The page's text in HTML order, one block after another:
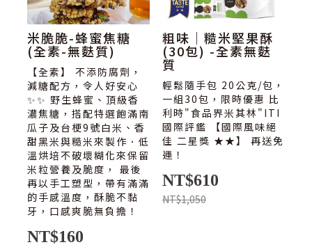
米脆脆-蜂蜜焦糖
(全素-無麩質)
【全素】 不添防腐劑，
減糖配方，令人好安心
✨✨ 野生蜂蜜、頂級香
濃焦糖，搭配特選飽滿南
瓜子及台梗9號白米、香
甜黑米與糙米來製作．低
溫烘培不破壞糊化來保留
米粒營養及脆度， 最後
再以手工塑型，帶有滿滿
的手感溫度，酥脆不黏
牙，口感爽脆無負擔！
NT$160
粗味｜糙米堅果酥
(30包) -全素無麩
質
輕鬆隨手包 20公克/包，
一組30包，限時優惠 比
利時"食品界米其林"ITI
國際評鑑 【國際風味絕
佳 二星獎 ★★】 再送免
運！
NT$610
NT$1,050